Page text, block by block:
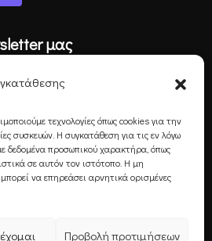
τεχνολογίες όπως cookies για την
συσκευών. Η συγκατάθεση για τις εν λόγω
δεδομένα προσωπικού χαρακτήρα, όπως
σε αυτόν τον ιστότοπο. Η μη
να επηρεάσει αρνητικά ορισμένες
Προβολή προτιμήσεων
μας